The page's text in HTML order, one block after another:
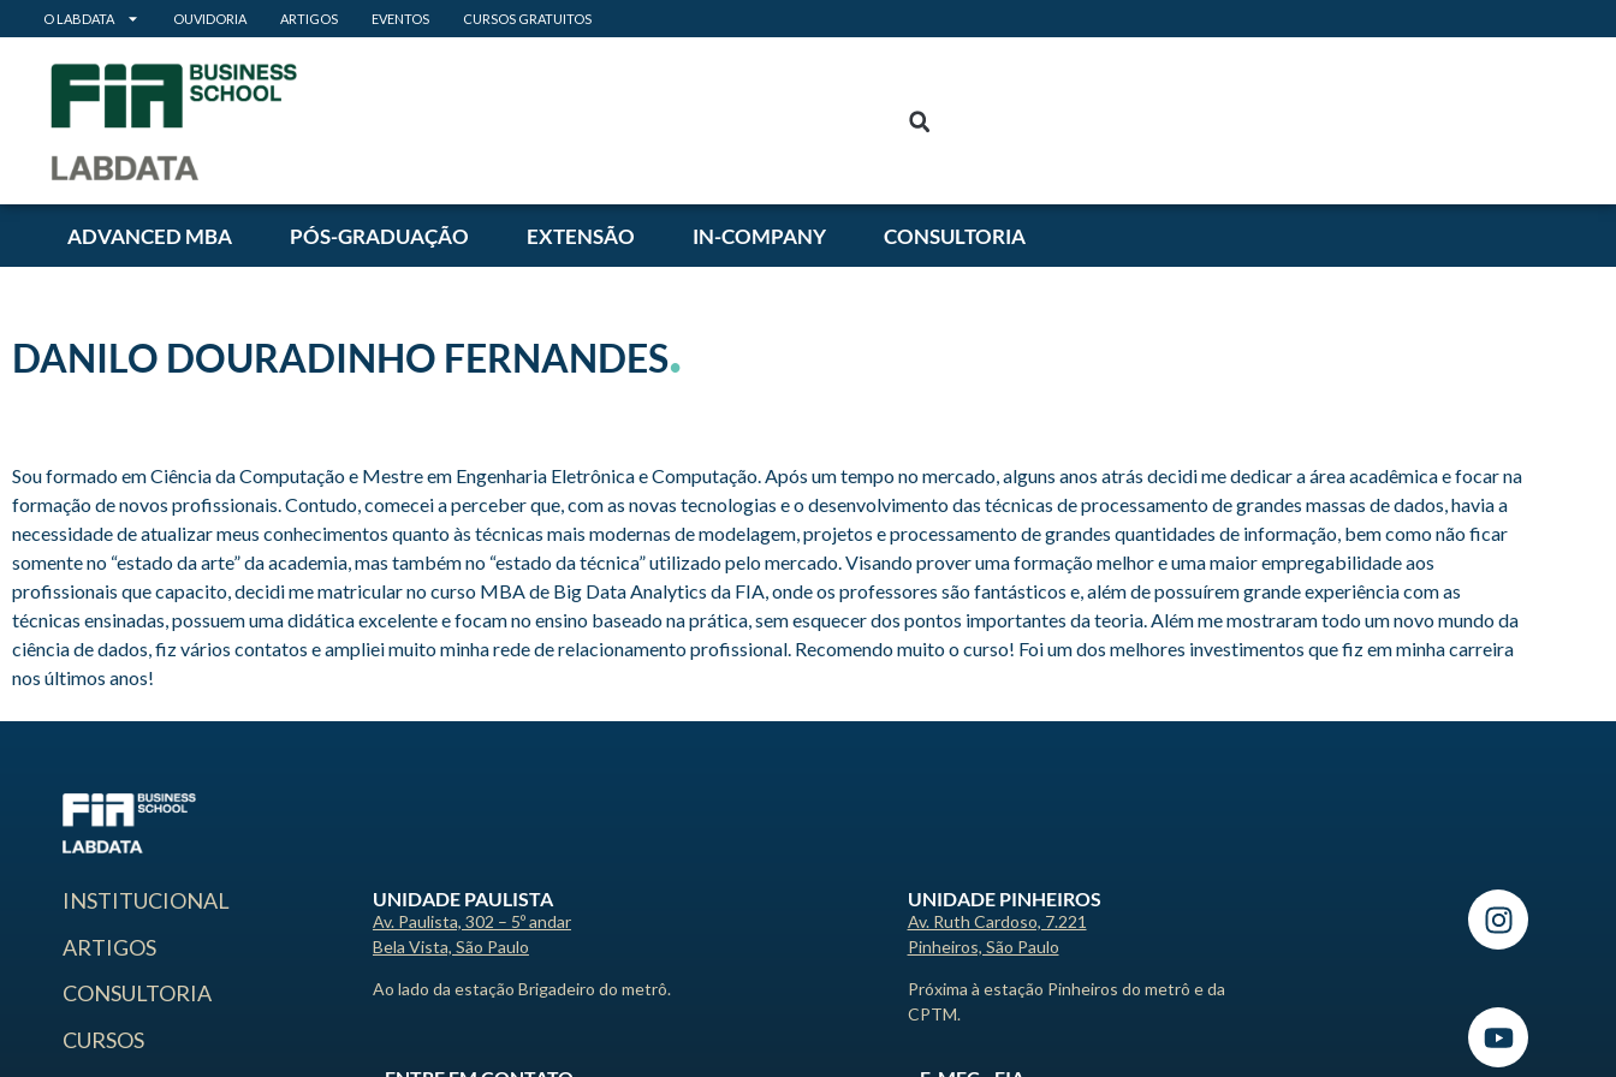
O LABDATA OUVIDORIA ARTIGOS EVENTOS CURSOS GRATUITOS
ADVANCED MBA PÓS-GRADUAÇÃO EXTENSÃO IN-COMPANY CONSULTORIA
DANILO DOURADINHO FERNANDES.
Sou formado em Ciência da Computação e Mestre em Engenharia Eletrônica e Computação. Após um tempo no mercado, alguns anos atrás decidi me dedicar a área acadêmica e focar na
formação de novos profissionais. Contudo, comecei a perceber que, com as novas tecnologias e o desenvolvimento das técnicas de processamento de grandes massas de dados, havia a
necessidade de atualizar meus conhecimentos quanto às técnicas mais modernas de modelagem, projetos e processamento de grandes quantidades de informação, bem como não ficar
somente no “estado da arte” da academia, mas também no “estado da técnica” utilizado pelo mercado. Visando prover uma formação melhor e uma maior empregabilidade aos
profissionais que capacito, decidi me matricular no curso MBA de Big Data Analytics da FIA, onde os professores são fantásticos e, além de possuírem grande experiência com as
técnicas ensinadas, possuem uma didática excelente e focam no ensino baseado na prática, sem esquecer dos pontos importantes da teoria. Além me mostraram todo um novo mundo da
ciência de dados, fiz vários contatos e ampliei muito minha rede de relacionamento profissional. Recomendo muito o curso! Foi um dos melhores investimentos que fiz em minha carreira
nos últimos anos!
INSTITUCIONAL
ARTIGOS
CONSULTORIA
CURSOS
UNIDADE PAULISTA
Av. Paulista, 302 – 5º andar
Bela Vista, São Paulo
Ao lado da estação Brigadeiro do metrô.
UNIDADE PINHEIROS
Av. Ruth Cardoso, 7.221
Pinheiros, São Paulo
Próxima à estação Pinheiros do metrô e da
CPTM.